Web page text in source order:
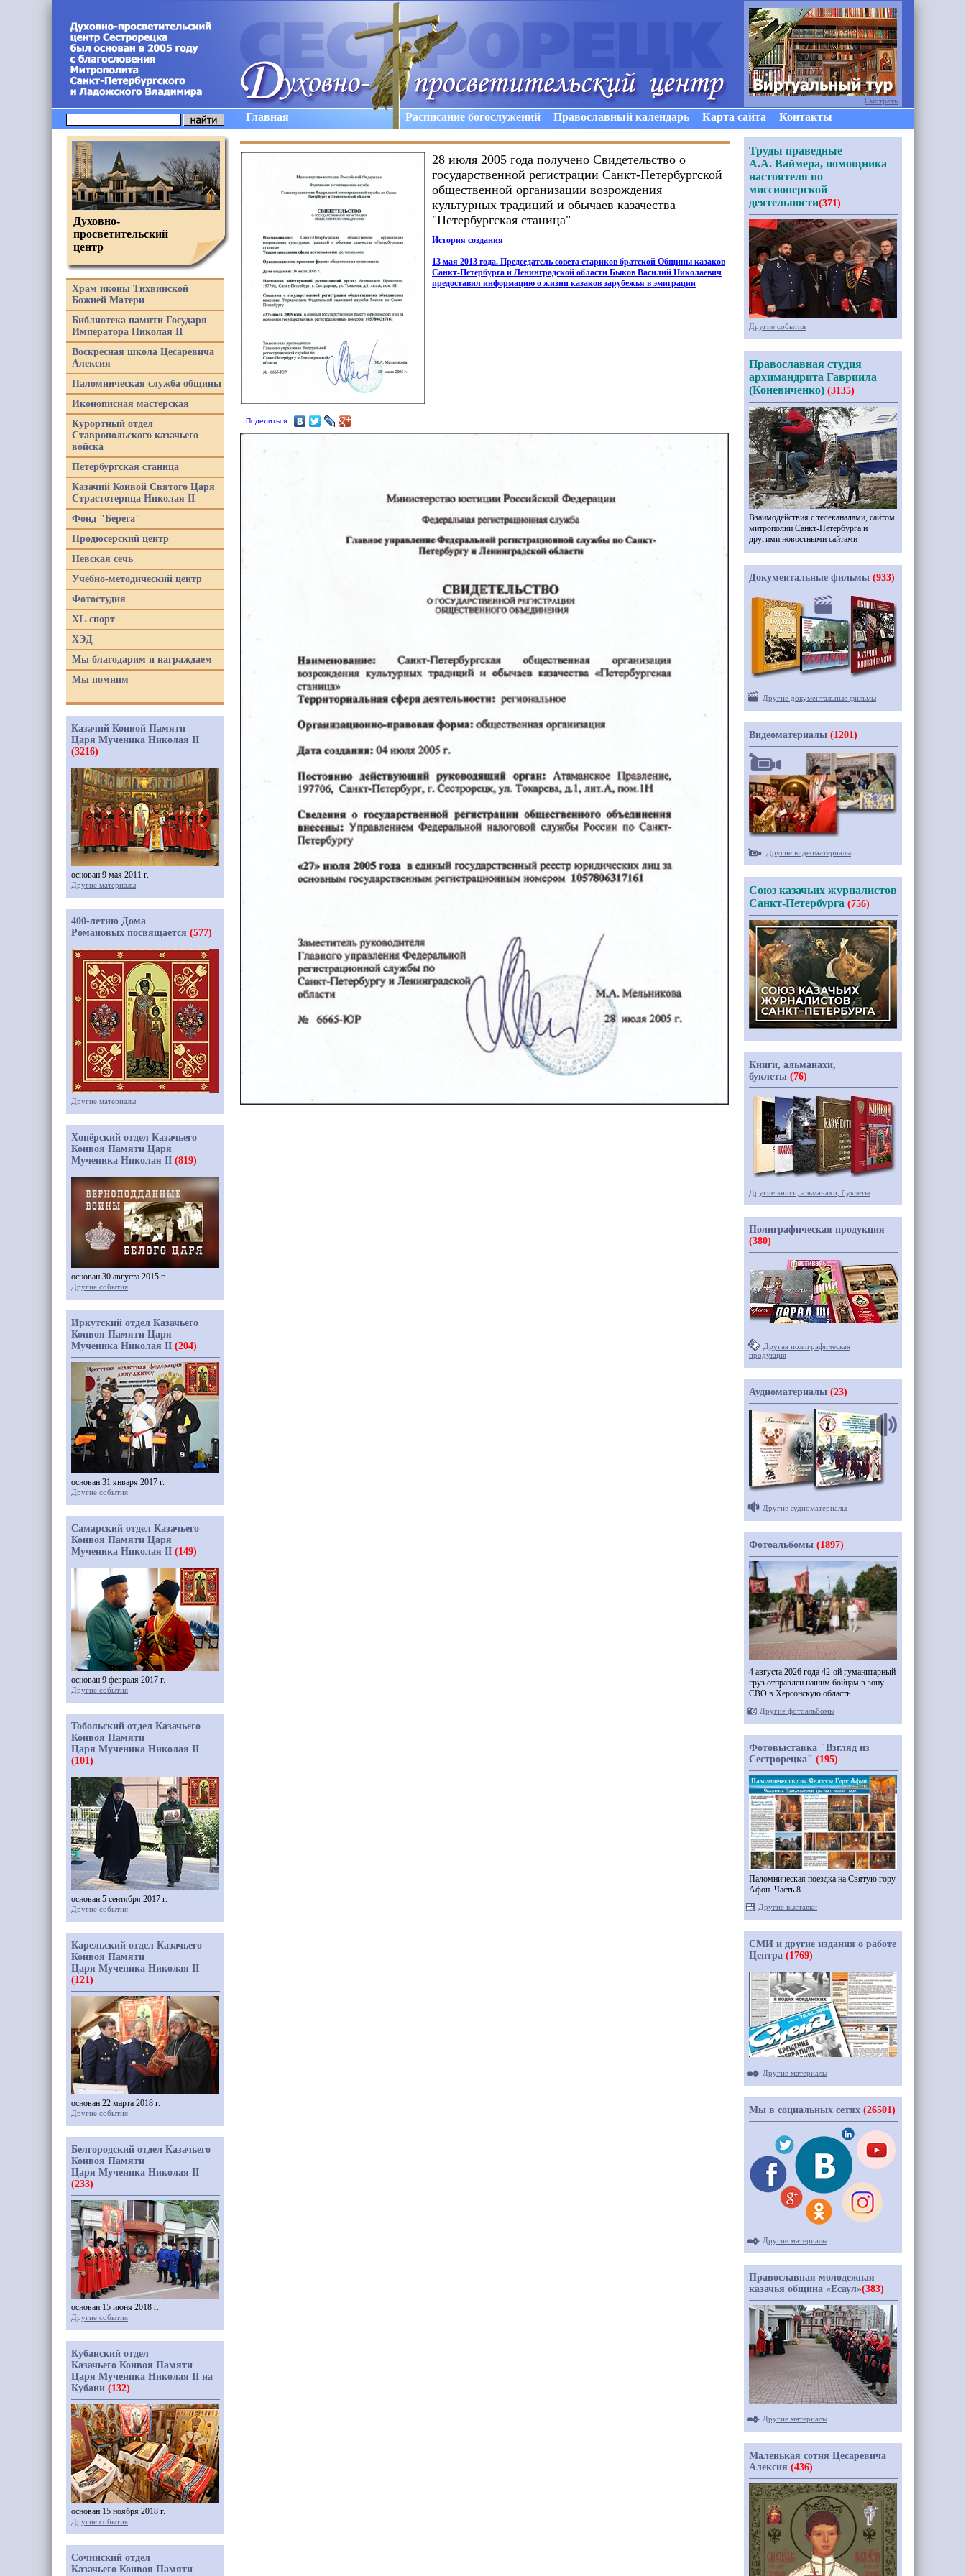
Главная Расписание богослужений Православный календарь Карта сайта Контакты
Поделиться
28 июля 2005 года получено Свидетельство о
государственной регистрации Санкт-Петербургской
общественной организации возрождения
культурных традиций и обычаев казачества
"Петербургская станица"
История создания
13 мая 2013 года. Председатель совета стариков братской Общины казаков
Санкт-Петербурга и Ленинградской области Быков Василий Николаевич
предоставил информацию о жизни казаков зарубежья в эмиграции
Духовно-
просветительский
центр
Храм иконы Тихвинской
Божией Матери
Библиотека памяти Государя
Императора Николая II
Воскресная школа Цесаревича
Алексия
Паломническая служба общины
Иконописная мастерская
Курортный отдел
Ставропольского казачьего
войска
Петербургская станица
Казачий Конвой Святого Царя
Страстотерпца Николая II
Фонд "Берега"
Продюсерский центр
Невская сечь
Учебно-методический центр
Фотостудия
XL-спорт
ХЭД
Мы благодарим и награждаем
Мы помним
Казачий Конвой Памяти
Царя Мученика Николая II
(3216)
основан 9 мая 2011 г.
Другие материалы
400-летию Дома
Романовых посвящается (577)
Другие материалы
Хопёрский отдел Казачьего
Конвоя Памяти Царя
Мученика Николая II (819)
основан 30 августа 2015 г.
Другие события
Иркутский отдел Казачьего
Конвоя Памяти Царя
Мученика Николая II (204)
основан 31 января 2017 г.
Другие события
Самарский отдел Казачьего
Конвоя Памяти Царя
Мученика Николая II (149)
основан 9 февраля 2017 г.
Другие события
Тобольский отдел Казачьего
Конвоя Памяти
Царя Мученика Николая II
(101)
основан 5 сентября 2017 г.
Другие события
Карельский отдел Казачьего
Конвоя Памяти
Царя Мученика Николая II
(121)
основан 22 марта 2018 г.
Другие события
Белгородский отдел Казачьего
Конвоя Памяти
Царя Мученика Николая II
(233)
основан 15 июня 2018 г.
Другие события
Кубанский отдел
Казачьего Конвоя Памяти
Царя Мученика Николая II на
Кубани (132)
основан 15 ноября 2018 г.
Другие события
Сочинский отдел
Казачьего Конвоя Памяти
Смотреть
Труды праведные
А.А. Ваймера, помощника
настоятеля по
миссионерской
деятельности(371)
Другие события
Православная студия
архимандрита Гавриила
(Коневиченко) (3135)
Взаимодействия с телеканалами, сайтом
митрополии Санкт-Петербурга и
другими новостными сайтами
Документальные фильмы (933)
Другие документальные фильмы
Видеоматериалы (1201)
Другие видеоматериалы
Союз казачьих журналистов
Санкт-Петербурга (756)
Книги, альманахи,
буклеты (76)
Другие книги, альманахи, буклеты
Полиграфическая продукция
(380)
Другая полиграфическая
продукция
Аудиоматериалы (23)
Другие аудиоматериалы
Фотоальбомы (1897)
4 августа 2026 года 42-ой гуманитарный
груз отправлен нашим бойцам в зону
СВО в Херсонскую область
Другие фотоальбомы
Фотовыставка "Взгляд из
Сестрорецка" (195)
Паломническая поездка на Святую гору
Афон. Часть 8
Другие выставки
СМИ и другие издания о работе
Центра (1769)
Другие материалы
Мы в социальных сетях (26501)
Другие материалы
Православная молодежная
казачья община «Есаул»(383)
Другие материалы
Маленькая сотня Цесаревича
Алексия (436)